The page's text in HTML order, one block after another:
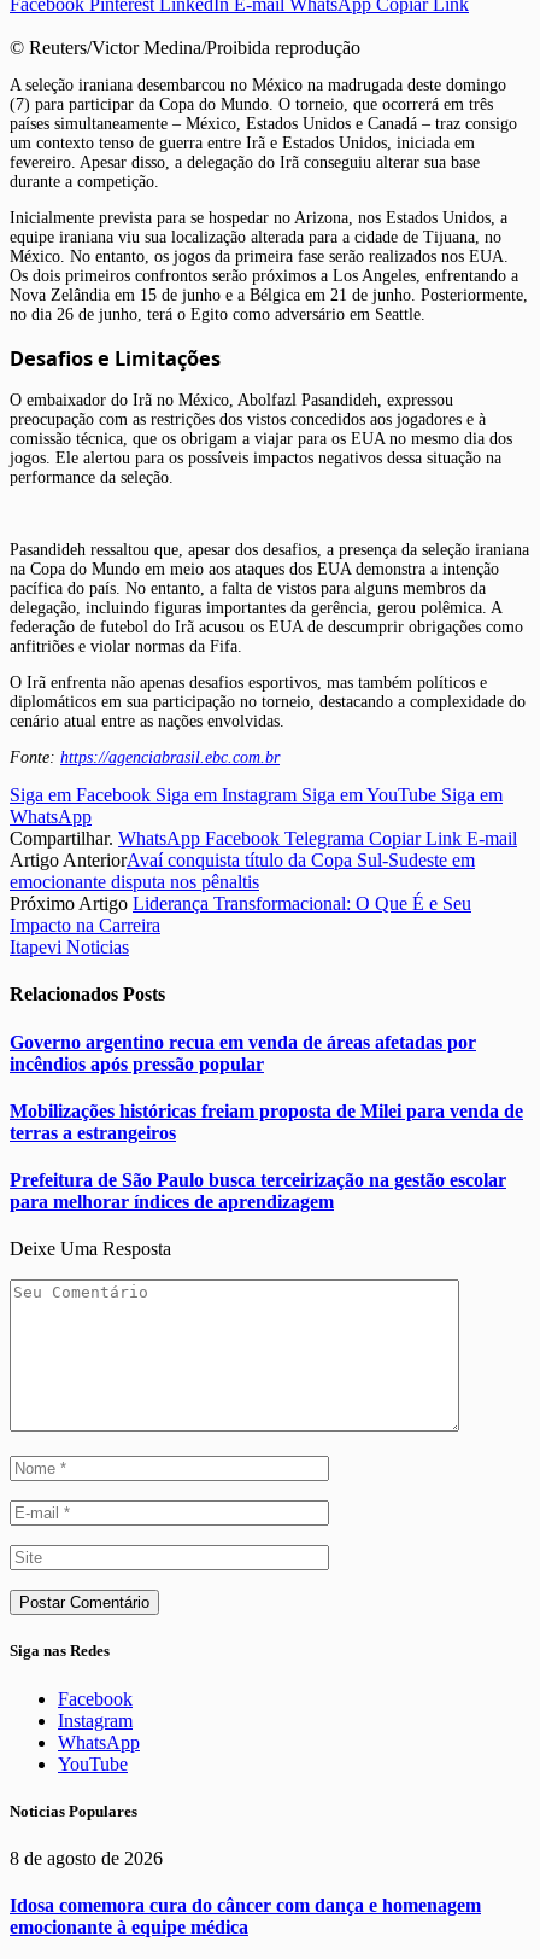
Facebook Pinterest LinkedIn E-mail WhatsApp Copiar Link
© Reuters/Victor Medina/Proibida reprodução
A seleção iraniana desembarcou no México na madrugada deste domingo
(7) para participar da Copa do Mundo. O torneio, que ocorrerá em três
países simultaneamente – México, Estados Unidos e Canadá – traz consigo
um contexto tenso de guerra entre Irã e Estados Unidos, iniciada em
fevereiro. Apesar disso, a delegação do Irã conseguiu alterar sua base
durante a competição.
Inicialmente prevista para se hospedar no Arizona, nos Estados Unidos, a
equipe iraniana viu sua localização alterada para a cidade de Tijuana, no
México. No entanto, os jogos da primeira fase serão realizados nos EUA.
Os dois primeiros confrontos serão próximos a Los Angeles, enfrentando a
Nova Zelândia em 15 de junho e a Bélgica em 21 de junho. Posteriormente,
no dia 26 de junho, terá o Egito como adversário em Seattle.
Desafios e Limitações
O embaixador do Irã no México, Abolfazl Pasandideh, expressou
preocupação com as restrições dos vistos concedidos aos jogadores e à
comissão técnica, que os obrigam a viajar para os EUA no mesmo dia dos
jogos. Ele alertou para os possíveis impactos negativos dessa situação na
performance da seleção.
Pasandideh ressaltou que, apesar dos desafios, a presença da seleção iraniana
na Copa do Mundo em meio aos ataques dos EUA demonstra a intenção
pacífica do país. No entanto, a falta de vistos para alguns membros da
delegação, incluindo figuras importantes da gerência, gerou polêmica. A
federação de futebol do Irã acusou os EUA de descumprir obrigações como
anfitriões e violar normas da Fifa.
O Irã enfrenta não apenas desafios esportivos, mas também políticos e
diplomáticos em sua participação no torneio, destacando a complexidade do
cenário atual entre as nações envolvidas.
Fonte: https://agenciabrasil.ebc.com.br
Siga em Facebook Siga em Instagram Siga em YouTube Siga em
WhatsApp
Compartilhar. WhatsApp Facebook Telegrama Copiar Link E-mail
Artigo AnteriorAvaí conquista título da Copa Sul-Sudeste em
emocionante disputa nos pênaltis
Próximo Artigo Liderança Transformacional: O Que É e Seu
Impacto na Carreira
Itapevi Noticias
Relacionados Posts
Governo argentino recua em venda de áreas afetadas por
incêndios após pressão popular
Mobilizações históricas freiam proposta de Milei para venda de
terras a estrangeiros
Prefeitura de São Paulo busca terceirização na gestão escolar
para melhorar índices de aprendizagem
Deixe Uma Resposta
Siga nas Redes
Facebook
Instagram
WhatsApp
YouTube
Noticias Populares
8 de agosto de 2026
Idosa comemora cura do câncer com dança e homenagem
emocionante à equipe médica